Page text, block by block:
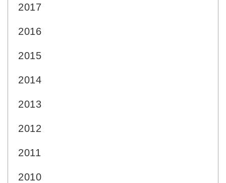
2017
2016
2015
2014
2013
2012
2011
2010